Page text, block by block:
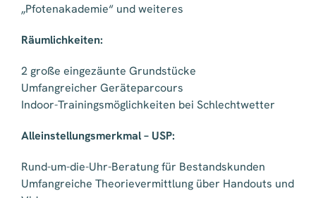
„Pfotenakademie“ und weiteres
Räumlichkeiten:
2 große eingezäunte Grundstücke
Umfangreicher Geräteparcours
Indoor-Trainingsmöglichkeiten bei Schlechtwetter
Alleinstellungsmerkmal – USP:
Rund-um-die-Uhr-Beratung für Bestandskunden
Umfangreiche Theorievermittlung über Handouts und